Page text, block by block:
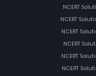
NCERT
NCERT
NCERT
NCERT
NCERT
NCERT